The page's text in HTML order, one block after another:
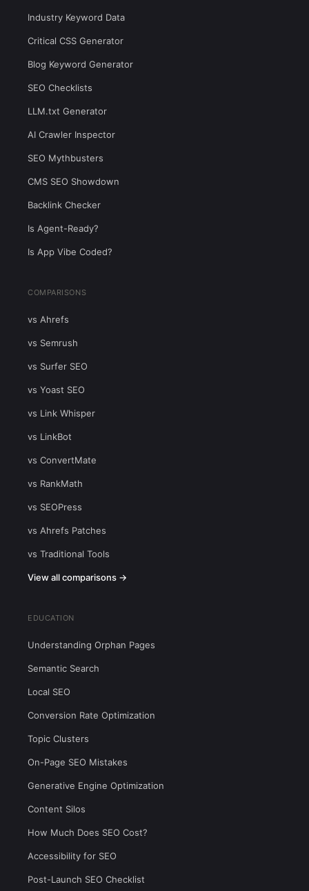
Industry Keyword Data
Critical CSS Generator
Blog Keyword Generator
SEO Checklists
LLM.txt Generator
AI Crawler Inspector
SEO Mythbusters
CMS SEO Showdown
Backlink Checker
Is Agent-Ready?
Is App Vibe Coded?
COMPARISONS
vs Ahrefs
vs Semrush
vs Surfer SEO
vs Yoast SEO
vs Link Whisper
vs LinkBot
vs ConvertMate
vs RankMath
vs SEOPress
vs Ahrefs Patches
vs Traditional Tools
View all comparisons →
EDUCATION
Understanding Orphan Pages
Semantic Search
Local SEO
Conversion Rate Optimization
Topic Clusters
On-Page SEO Mistakes
Generative Engine Optimization
Content Silos
How Much Does SEO Cost?
Accessibility for SEO
Post-Launch SEO Checklist